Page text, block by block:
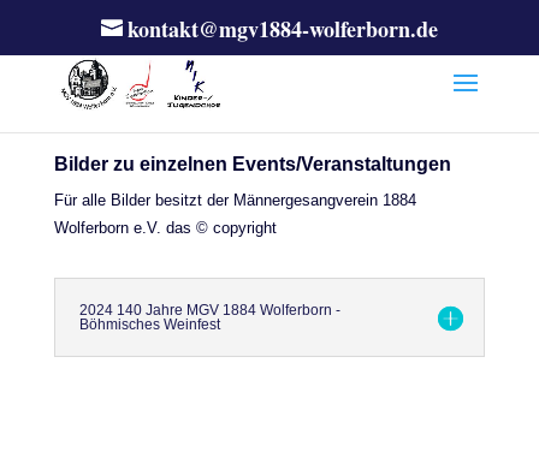
kontakt@mgv1884-wolferborn.de
Bilder zu einzelnen Events/Veranstaltungen
Für alle Bilder besitzt der Männergesangverein 1884
Wolferborn e.V. das © copyright
2024 140 Jahre MGV 1884 Wolferborn -
Böhmisches Weinfest